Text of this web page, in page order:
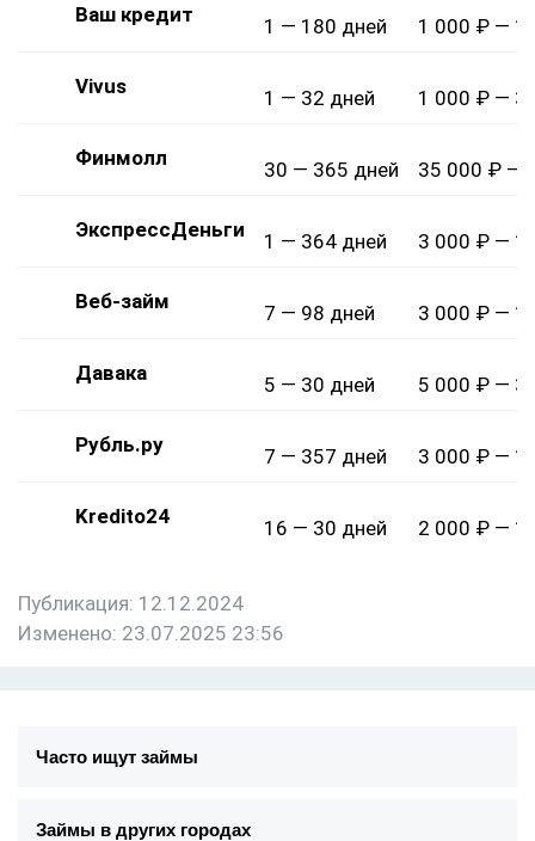
Ваш кредит
1 — 180 дней 1 000 ₽ —
Vivus
1 — 32 дней 1 000 ₽ —
Финмолл
30 — 365 дней 35 000 ₽ —
ЭкспрессДеньги
1 — 364 дней 3 000 ₽ —
Веб-займ
7 — 98 дней 3 000 ₽ —
Давака
5 — 30 дней 5 000 ₽ —
Рубль.ру
7 — 357 дней 3 000 ₽ —
Kredito24
16 — 30 дней 2 000 ₽ —
Публикация: 12.12.2024
Изменено: 23.07.2025 23:56
Часто ищут займы
Займы в других городах